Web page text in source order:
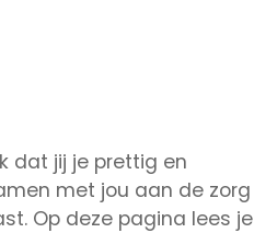
dat jij je prettig en
met jou aan de zorg
Op deze pagina lees je